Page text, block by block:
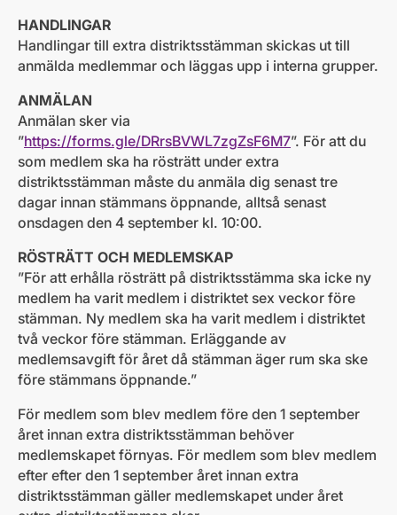
HANDLINGAR
Handlingar till extra distriktsstämman skickas ut till
anmälda medlemmar och läggas upp i interna grupper.
ANMÄLAN
Anmälan sker via
”https://forms.gle/DRrsBVWL7zgZsF6M7”. För att du
som medlem ska ha rösträtt under extra
distriktsstämman måste du anmäla dig senast tre
dagar innan stämmans öppnande, alltså senast
onsdagen den 4 september kl. 10:00.
RÖSTRÄTT OCH MEDLEMSKAP
”För att erhålla rösträtt på distriktsstämma ska icke ny
medlem ha varit medlem i distriktet sex veckor före
stämman. Ny medlem ska ha varit medlem i distriktet
två veckor före stämman. Erläggande av
medlemsavgift för året då stämman äger rum ska ske
före stämmans öppnande.”
För medlem som blev medlem före den 1 september
året innan extra distriktsstämman behöver
medlemskapet förnyas. För medlem som blev medlem
efter efter den 1 september året innan extra
distriktsstämman gäller medlemskapet under året